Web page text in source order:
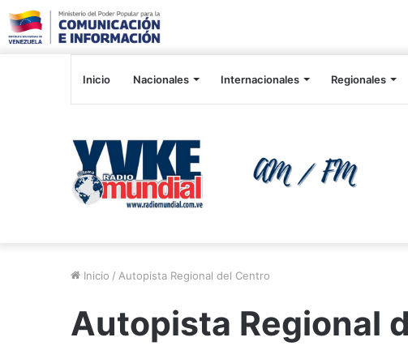
Inicio Nacionales Internacionales Regionales
Inicio / Autopista Regional del Centro
Autopista Regional